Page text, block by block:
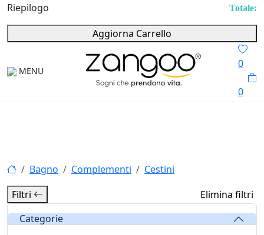
Riepilogo
Totale:
Aggiorna Carrello
MENU
0
0
Bagno Complementi
Cestini
Filtri
Elimina filtri
Categorie